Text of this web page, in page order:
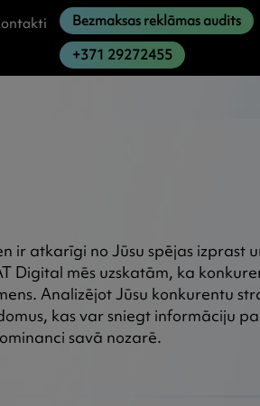
Bezmaksas reklāmas audits
+371 29272455
ir atkarīgi no Jūsu spējas izprast
Digital mēs uzskatām, ka
Analizējot Jūsu konkurentu
kas var sniegt informāciju
savā nozarē.